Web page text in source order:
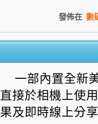
發佈在 數
一部內置全新
直接於相機上使
果及即時線上分